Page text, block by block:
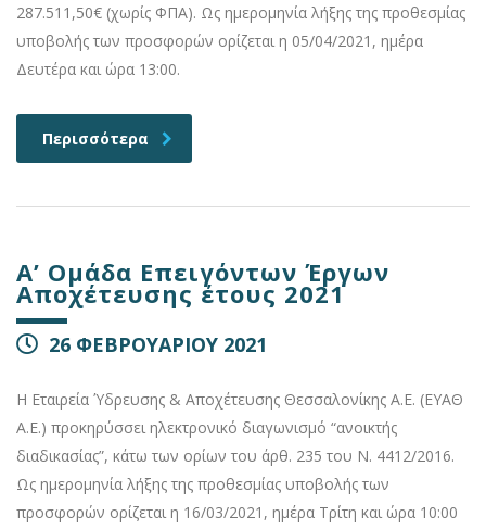
287.511,50€ (χωρίς ΦΠΑ). Ως ημερομηνία λήξης της προθεσμίας
υποβολής των προσφορών ορίζεται η 05/04/2021, ημέρα
Δευτέρα και ώρα 13:00.
Περισσότερα
Α’ Ομάδα Επειγόντων Έργων
Αποχέτευσης έτους 2021
26 ΦΕΒΡΟΥΑΡΙΟΥ 2021
Η Εταιρεία Ύδρευσης & Αποχέτευσης Θεσσαλονίκης Α.Ε. (ΕΥΑΘ
Α.Ε.) προκηρύσσει ηλεκτρονικό διαγωνισμό “ανοικτής
διαδικασίας”, κάτω των ορίων του άρθ. 235 του Ν. 4412/2016.
Ως ημερομηνία λήξης της προθεσμίας υποβολής των
προσφορών ορίζεται η 16/03/2021, ημέρα Τρίτη και ώρα 10:00